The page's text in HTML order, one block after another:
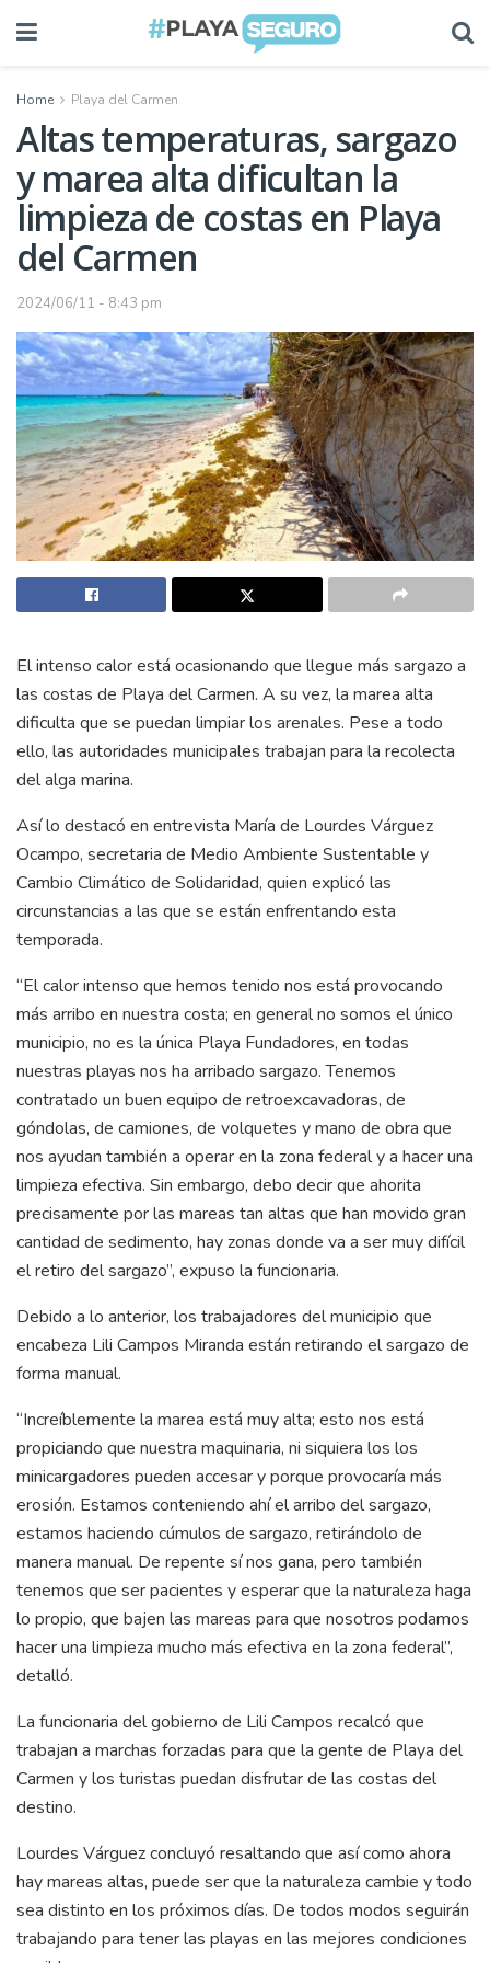
Home Playa del Carmen
Altas temperaturas, sargazo
y marea alta dificultan la
limpieza de costas en Playa
del Carmen
2024/06/11 - 8:43 pm
El intenso calor está ocasionando que llegue más sargazo a
las costas de Playa del Carmen. A su vez, la marea alta
dificulta que se puedan limpiar los arenales. Pese a todo
ello, las autoridades municipales trabajan para la recolecta
del alga marina.
Así lo destacó en entrevista María de Lourdes Várguez
Ocampo, secretaria de Medio Ambiente Sustentable y
Cambio Climático de Solidaridad, quien explicó las
circunstancias a las que se están enfrentando esta
temporada.
“El calor intenso que hemos tenido nos está provocando
más arribo en nuestra costa; en general no somos el único
municipio, no es la única Playa Fundadores, en todas
nuestras playas nos ha arribado sargazo. Tenemos
contratado un buen equipo de retroexcavadoras, de
góndolas, de camiones, de volquetes y mano de obra que
nos ayudan también a operar en la zona federal y a hacer una
limpieza efectiva. Sin embargo, debo decir que ahorita
precisamente por las mareas tan altas que han movido gran
cantidad de sedimento, hay zonas donde va a ser muy difícil
el retiro del sargazo”, expuso la funcionaria.
Debido a lo anterior, los trabajadores del municipio que
encabeza Lili Campos Miranda están retirando el sargazo de
forma manual.
“Increíblemente la marea está muy alta; esto nos está
propiciando que nuestra maquinaria, ni siquiera los los
minicargadores pueden accesar y porque provocaría más
erosión. Estamos conteniendo ahí el arribo del sargazo,
estamos haciendo cúmulos de sargazo, retirándolo de
manera manual. De repente sí nos gana, pero también
tenemos que ser pacientes y esperar que la naturaleza haga
lo propio, que bajen las mareas para que nosotros podamos
hacer una limpieza mucho más efectiva en la zona federal”,
detalló.
La funcionaria del gobierno de Lili Campos recalcó que
trabajan a marchas forzadas para que la gente de Playa del
Carmen y los turistas puedan disfrutar de las costas del
destino.
Lourdes Várguez concluyó resaltando que así como ahora
hay mareas altas, puede ser que la naturaleza cambie y todo
sea distinto en los próximos días. De todos modos seguirán
trabajando para tener las playas en las mejores condiciones